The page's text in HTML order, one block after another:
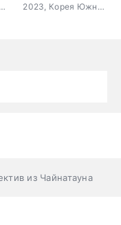
2022, Корея Южная, триллер, мистика, романтика, драма
2023, Корея Южная, боевик, триллер, мистика
из Чайнатауна